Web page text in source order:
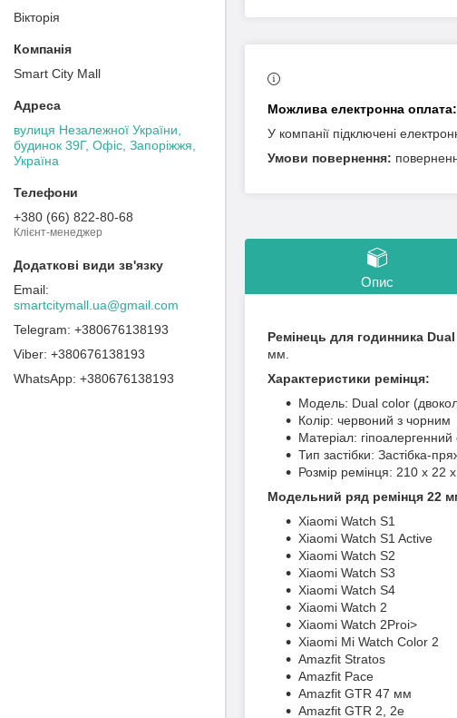
У компанії підключені
Опис
Ремінець для годинника
мм.
Характеристики ремінця:
Модель: Dual color
Колір: червоний з чорним
Матеріал: гіпоалергенний
Тип застібки: Застібка-
Розмір ремінця: 210 x 22
Модельний ряд ремінця 22
Xiaomi Watch S1
Xiaomi Watch S1 Active
Xiaomi Watch S2
Xiaomi Watch S3
Xiaomi Watch S4
Xiaomi Watch 2
Xiaomi Watch 2Proi>
Xiaomi Mi Watch Color 2
Amazfit Stratos
Amazfit Pace
Amazfit GTR 47 мм
Amazfit GTR 2, 2е
Вікторія
Smart City Mall
вулиця Незалежної України,
будинок 39Г, Офіс, Запоріжжя,
Україна
+380 (66) 822-80-68
Клієнт-менеджер
smartcitymall.ua@gmail.com
+380676138193
+380676138193
+380676138193